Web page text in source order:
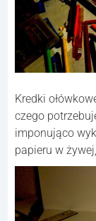
Kredki
czego
imponująco
papieru w